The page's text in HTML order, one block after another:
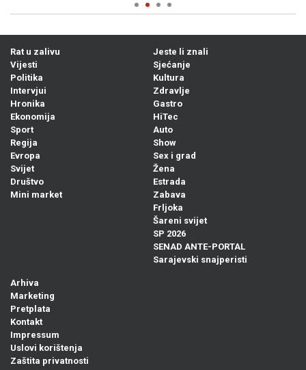
Rat u zalivu
Vijesti
Politika
Intervjui
Hronika
Ekonomija
Sport
Regija
Evropa
Svijet
Društvo
Mini market
Jeste li znali
Sjećanje
Kultura
Zdravlje
Gastro
HiTec
Auto
Show
Sex i grad
Žena
Estrada
Zabava
Frljoka
Šareni svijet
SP 2026
SENAD ANTE-PORTAL
Sarajevski snajperisti
Arhiva
Marketing
Pretplata
Kontakt
Impressum
Uslovi korištenja
Zaštita privatnosti